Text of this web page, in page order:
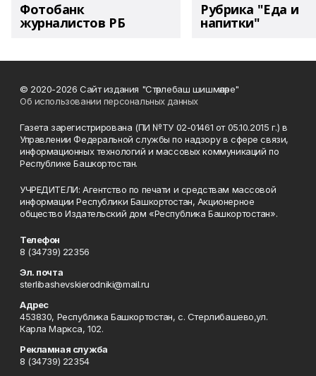
Фотобанк
журналистов РБ
Рубрика "Еда и
напитки"
© 2020-2026 Сайт издания "Стәрлебаш шишмәләре"
Об использовании персональных данных
Газета зарегистрирована (ПИ №ТУ 02-01461 от 05.10.2015 г.) в
Управлении Федеральной службы по надзору в сфере связи,
информационных технологий и массовых коммуникаций по
Республике Башкортостан.
УЧРЕДИТЕЛИ: Агентство по печати и средствам массовой
информации Республики Башкортостан, Акционерное
общество Издательский дом «Республика Башкортостан».
Телефон
8 (34739) 22356
Эл. почта
sterlibashevskierodniki@mail.ru
Адрес
453830, Республика Башкортостан, c. Стерлибашево,ул.
Карла Маркса, 102.
Рекламная служба
8 (34739) 22354